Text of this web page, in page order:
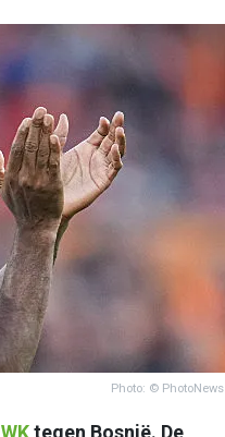
Photo: © PhotoNews
WKtegen Bosnië. De